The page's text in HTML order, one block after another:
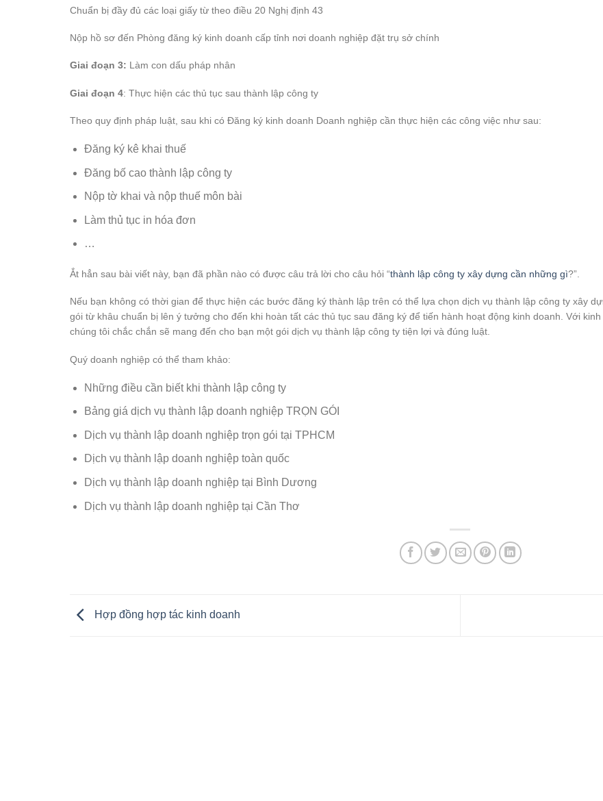
Chuẩn bị đầy đủ các loại giấy từ theo điều 20 Nghị định 43
Nộp hồ sơ đến Phòng đăng ký kinh doanh cấp tỉnh nơi doanh nghiệp đặt trụ sở chính
Giai đoạn 3: Làm con dấu pháp nhân
Giai đoạn 4: Thực hiện các thủ tục sau thành lập công ty
Theo quy định pháp luật, sau khi có Đăng ký kinh doanh Doanh nghiệp cần thực hiện các công việc như sau:
Đăng ký kê khai thuế
Đăng bố cao thành lập công ty
Nộp tờ khai và nộp thuế môn bài
Làm thủ tục in hóa đơn
…
Ắt hẳn sau bài viết này, bạn đã phần nào có được câu trả lời cho câu hỏi “thành lập công ty xây dựng cần những gì?”.
Nếu bạn không có thời gian để thực hiện các bước đăng ký thành lập trên có thể lựa chọn dịch vụ thành lập công ty xây
gói từ khâu chuẩn bị lên ý tưởng cho đến khi hoàn tất các thủ tục sau đăng ký để tiến hành hoạt động kinh doanh. Với
chúng tôi chắc chắn sẽ mang đến cho bạn một gói dịch vụ thành lập công ty tiện lợi và đúng luật.
Quý doanh nghiệp có thể tham khảo:
Những điều cần biết khi thành lập công ty
Bảng giá dịch vụ thành lập doanh nghiệp TRỌN GÓI
Dịch vụ thành lập doanh nghiệp trọn gói tại TPHCM
Dịch vụ thành lập doanh nghiệp toàn quốc
Dịch vụ thành lập doanh nghiệp tại Bình Dương
Dịch vụ thành lập doanh nghiệp tại Cần Thơ
Hợp đồng hợp tác kinh doanh